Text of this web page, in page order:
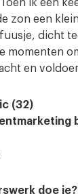
ik een
zon een
dicht
momenten
en
(32)
doe je?